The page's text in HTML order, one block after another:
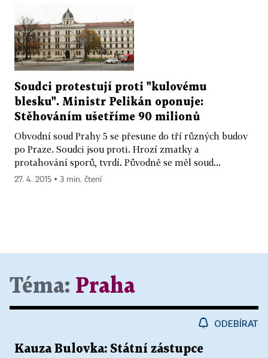
Soudci protestují proti "kulovému
blesku". Ministr Pelikán oponuje:
Stěhováním ušetříme 90 milionů
Obvodní soud Prahy 5 se přesune do tří různých budov
po Praze. Soudci jsou proti. Hrozí zmatky a
protahování sporů, tvrdí. Původně se měl soud...
27. 4. 2015 ▪ 3 min. čtení
Téma: Praha
ODEBÍRAT
Kauza Bulovka: Státní zástupce